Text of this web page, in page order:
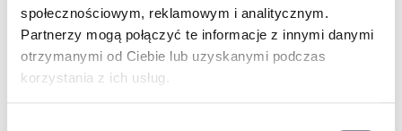
społecznościowym, reklamowym i analitycznym.
Partnerzy mogą połączyć te informacje z innymi danymi
otrzymanymi od Ciebie lub uzyskanymi podczas
korzystania z ich usług.